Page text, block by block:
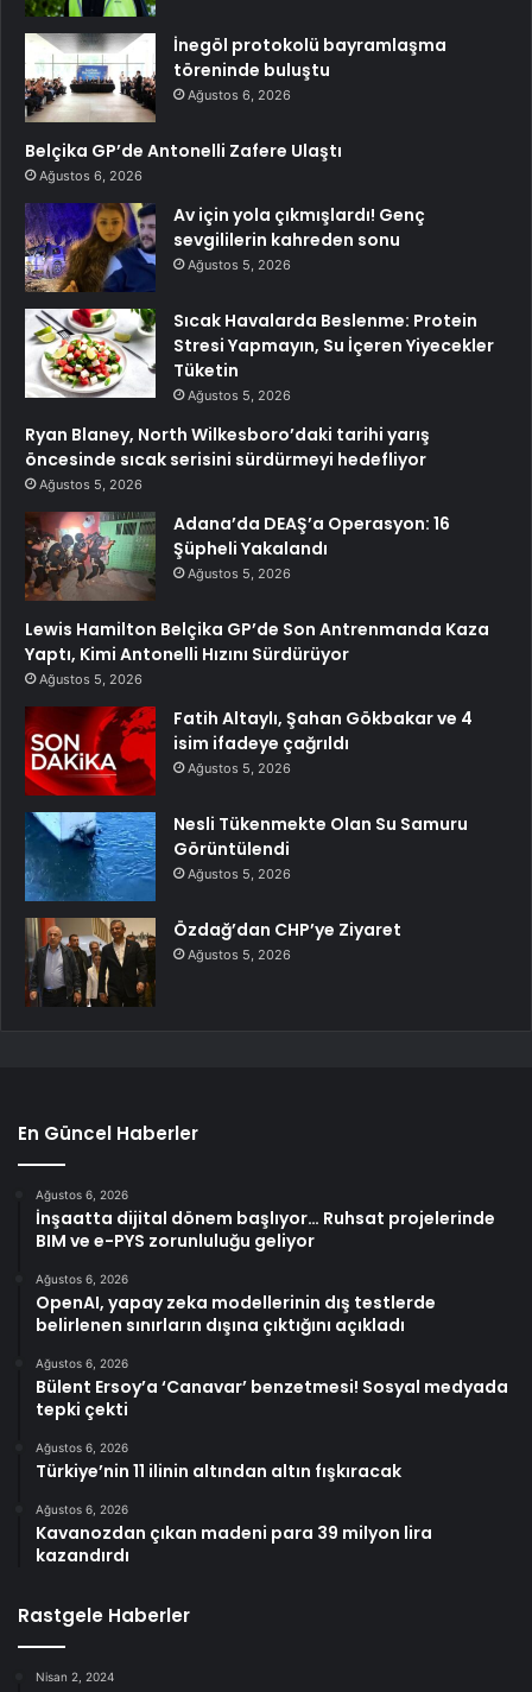
İnegöl protokolü bayramlaşma
töreninde buluştu
Ağustos 6, 2026
Belçika GP’de Antonelli Zafere Ulaştı
Ağustos 6, 2026
Av için yola çıkmışlardı! Genç
sevgililerin kahreden sonu
Ağustos 5, 2026
Sıcak Havalarda Beslenme: Protein
Stresi Yapmayın, Su İçeren Yiyecekler
Tüketin
Ağustos 5, 2026
Ryan Blaney, North Wilkesboro’daki tarihi yarış
öncesinde sıcak serisini sürdürmeyi hedefliyor
Ağustos 5, 2026
Adana’da DEAŞ’a Operasyon: 16
Şüpheli Yakalandı
Ağustos 5, 2026
Lewis Hamilton Belçika GP’de Son Antrenmanda Kaza
Yaptı, Kimi Antonelli Hızını Sürdürüyor
Ağustos 5, 2026
Fatih Altaylı, Şahan Gökbakar ve 4
isim ifadeye çağrıldı
Ağustos 5, 2026
Nesli Tükenmekte Olan Su Samuru
Görüntülendi
Ağustos 5, 2026
Özdağ’dan CHP’ye Ziyaret
Ağustos 5, 2026
En Güncel Haberler
Ağustos 6, 2026
İnşaatta dijital dönem başlıyor… Ruhsat projelerinde
BIM ve e-PYS zorunluluğu geliyor
Ağustos 6, 2026
OpenAI, yapay zeka modellerinin dış testlerde
belirlenen sınırların dışına çıktığını açıkladı
Ağustos 6, 2026
Bülent Ersoy’a ‘Canavar’ benzetmesi! Sosyal medyada
tepki çekti
Ağustos 6, 2026
Türkiye’nin 11 ilinin altından altın fışkıracak
Ağustos 6, 2026
Kavanozdan çıkan madeni para 39 milyon lira
kazandırdı
Rastgele Haberler
Nisan 2, 2024